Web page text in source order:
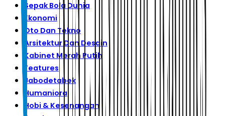
Sepak Bola Dunia
Ekonomi
Oto Dan Tekno
Arsitektur Dan Desain
Kabinet Merah Putih
Features
Jabodetabek
Humaniora
Hobi & Kesenangan